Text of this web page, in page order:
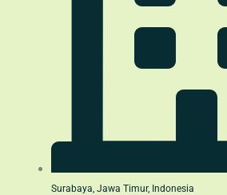
Surabaya, Jawa Timur, Indonesia